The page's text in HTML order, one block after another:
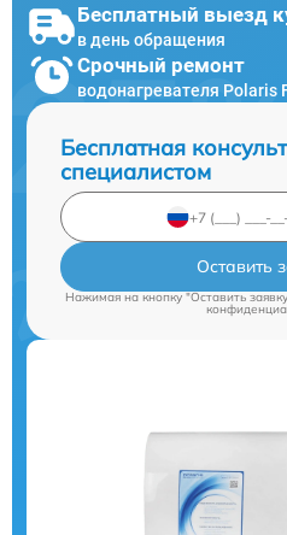
Бесплатный выезд
в день обращения
Срочный ремонт
водонагревателя Polaris
Бесплатная
специалистом
Оставить
Нажимая на кнопку "Оставить